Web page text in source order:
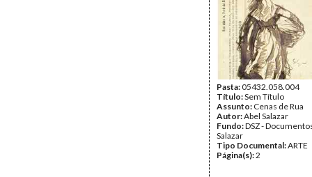
Pasta:05432.058.004
Título:Sem Título
Assunto: Cenas de Rua
Autor:Abel Salazar
Fundo:DSZ -
Salazar
Tipo Documental:ARTE
Página(s):2